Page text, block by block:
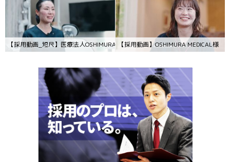
【採用動画】OSHIMURA MEDICAL様
【採用動画_短尺】医療法人OSHIMURA MEDICAL様